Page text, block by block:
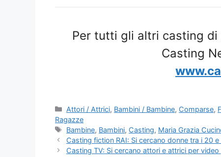
Per tutti gli altri casting
Casting
Categorie
Attori / Attrici, Bambini / Bambine, Comparse,
Ragazze
Tag
Bambine, Bambini, Casting, Maria Grazia
Casting fiction RAI: Si cercano donne tra i 20 e
Casting TV: Si cercano attori e attrici per